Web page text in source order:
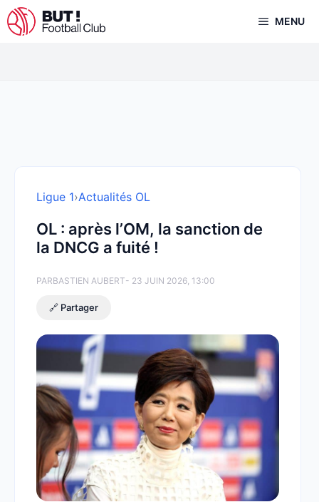
Aller
au
MENU
Ligue 1›Actualités OL
OL : après l’OM, la sanction de
la DNCG a fuité !
PARBASTIEN AUBERT- 23 JUIN 2026, 13:00
🔗 Partager